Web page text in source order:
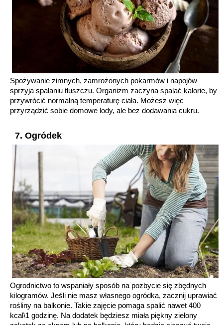
Spożywanie zimnych, zamrożonych pokarmów i napojów
sprzyja spalaniu tłuszczu. Organizm zaczyna spalać kalorie, by
przywrócić normalną temperaturę ciała. Możesz więc
przyrządzić sobie domowe lody, ale bez dodawania cukru.
7. Ogródek
Ogrodnictwo to wspaniały sposób na pozbycie się zbędnych
kilogramów. Jeśli nie masz własnego ogródka, zacznij uprawiać
rośliny na balkonie. Takie zajęcie pomaga spalić nawet 400
kcal\1 godzinę. Na dodatek będziesz miała piękny zielony